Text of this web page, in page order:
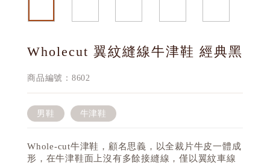
Wholecut 翼紋縫線牛津鞋 經典黑
商品編號：8602
男鞋 牛津鞋
Whole-cut牛津鞋，顧名思義，以全裁片牛皮一體成
形，在牛津鞋面上沒有多餘接縫線，僅以翼紋車線